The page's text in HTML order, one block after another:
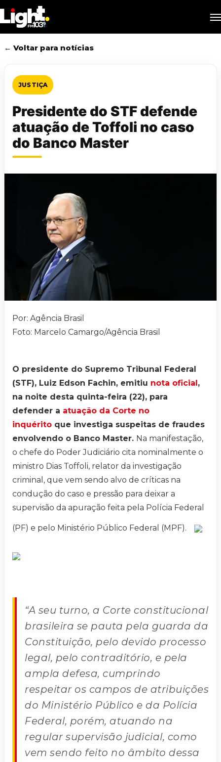
to
main
content
← Voltar para notícias
JUSTIÇA
Presidente do STF defende
atuação de Toffoli no caso
do Banco Master
Por: Agência Brasil
Foto: Marcelo Camargo/Agência Brasil
O presidente do Supremo Tribunal Federal
(STF), Luiz Edson Fachin, emitiu nota oficial ,
na noite desta quinta-feira (22), para
defender a atuação da Corte no
inquérito que investiga suspeitas de fraudes
envolvendo o Banco Master. Na manifestação,
o chefe do Poder Judiciário cita nominalmente o
ministro Dias Toffoli, relator da investigação
criminal, que vem sendo alvo de críticas na
condução do caso e pressão para deixar a
supervisão da apuração feita pela Polícia Federal
(PF) e pelo Ministério Público Federal (MPF).
“A seu turno, a Corte constitucional
brasileira se pauta pela guarda da
Constituição, pelo devido processo
legal, pelo contraditório, e pela
ampla defesa, cumprindo
respeitar os campos de atribuições
do Ministério Público e da Polícia
Federal, porém, atuando na
regular supervisão judicial, como
vem sendo feito no âmbito dessa